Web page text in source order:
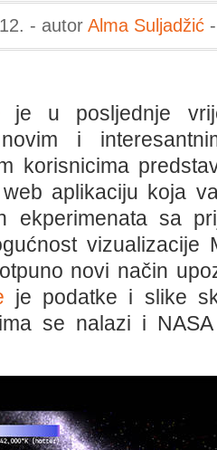
- autor Alma Suljadžić
je u posljednje
i
korisnicima
aplikaciju koja
ekperimenata sa
vizualizacije
novi način
je podatke i slike
se nalazi i